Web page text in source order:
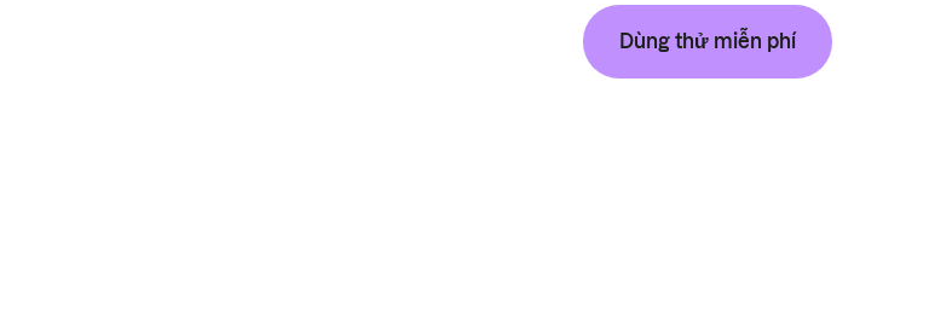
Dùng thử miễn phí